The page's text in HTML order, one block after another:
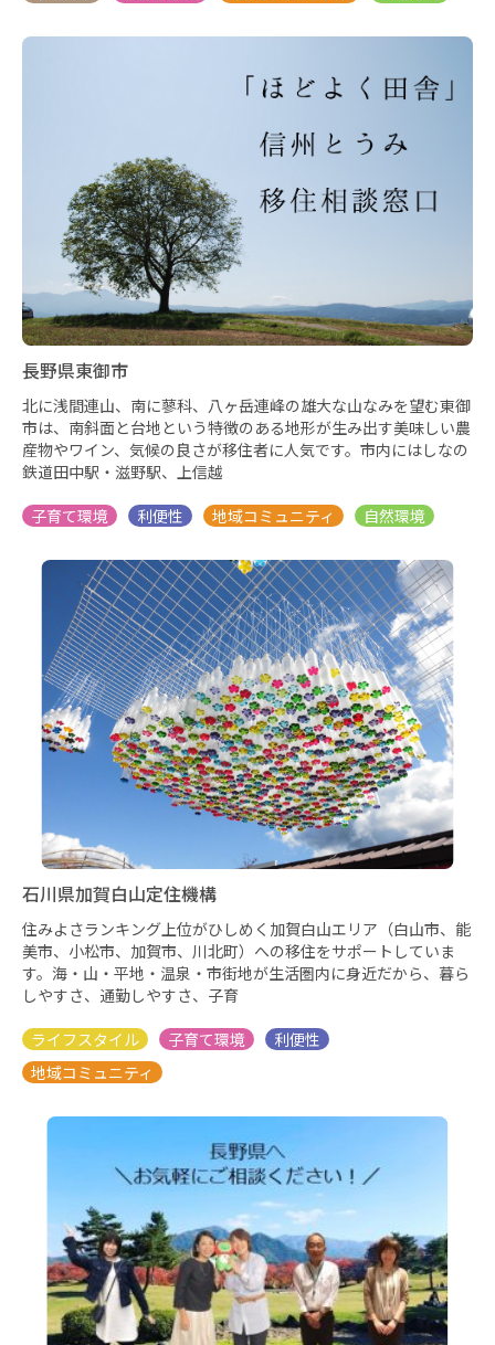
長野県東御市
北に浅間連山、南に蓼科、八ヶ岳連峰の雄大な山なみを望む東御
市は、南斜面と台地という特徴のある地形が生み出す美味しい農
産物やワイン、気候の良さが移住者に人気です。市内にはしなの
鉄道田中駅・滋野駅、上信越
石川県加賀白山定住機構
住みよさランキング上位がひしめく加賀白山エリア（白山市、能
美市、小松市、加賀市、川北町）への移住をサポートしていま
す。海・山・平地・温泉・市街地が生活圏内に身近だから、暮ら
しやすさ、通勤しやすさ、子育